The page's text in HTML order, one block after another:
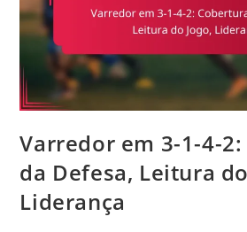
Varredor em 3-1-4-
da Defesa, Leitura
Liderança